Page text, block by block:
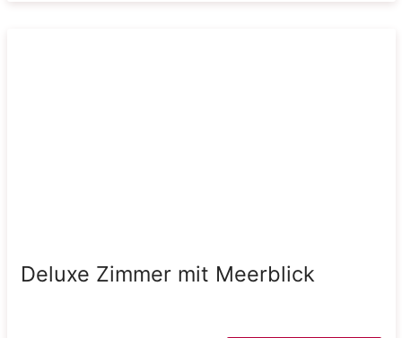
Deluxe Zimmer mit Meerblick